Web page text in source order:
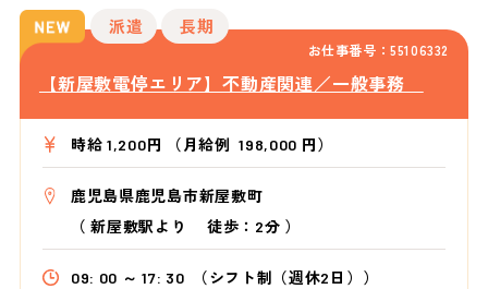
お仕事番号：55106332
派遣 長期
【新屋敷電停エリア】不動産関連／一般事務
時給 1,200円 （月給例 198,000 円）
鹿児島県鹿児島市新屋敷町
（新屋敷駅より 徒歩：2分 ）
09: 00 ～ 17: 30 （シフト制（週休2日））